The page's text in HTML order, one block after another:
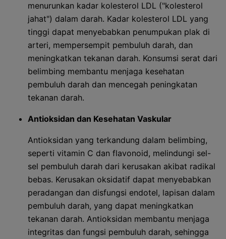
menurunkan kadar kolesterol LDL ("kolesterol
jahat") dalam darah. Kadar kolesterol LDL yang
tinggi dapat menyebabkan penumpukan plak di
arteri, mempersempit pembuluh darah, dan
meningkatkan tekanan darah. Konsumsi serat dari
belimbing membantu menjaga kesehatan
pembuluh darah dan mencegah peningkatan
tekanan darah.
Antioksidan dan Kesehatan Vaskular
Antioksidan yang terkandung dalam belimbing,
seperti vitamin C dan flavonoid, melindungi sel-
sel pembuluh darah dari kerusakan akibat radikal
bebas. Kerusakan oksidatif dapat menyebabkan
peradangan dan disfungsi endotel, lapisan dalam
pembuluh darah, yang dapat meningkatkan
tekanan darah. Antioksidan membantu menjaga
integritas dan fungsi pembuluh darah, sehingga